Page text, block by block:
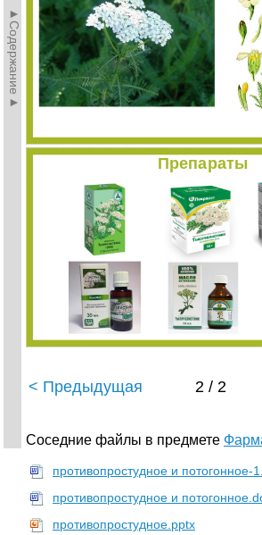
►Содержание►
Препараты
< Предыдущая 2 / 2
Соседние файлы в предмете
противопростудное и потогонное-
противопростудное и
противопростудное.pptx